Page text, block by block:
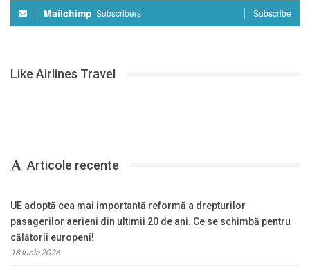
Mailchimp Subscribers Subscribe
Like Airlines Travel
Articole recente
UE adoptă cea mai importantă reformă a drepturilor
pasagerilor aerieni din ultimii 20 de ani. Ce se schimbă pentru
călătorii europeni!
18 iunie 2026